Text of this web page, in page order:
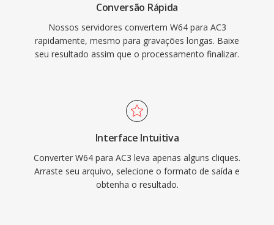
de hardware em receivers, TVs é set-top boxes
garante que o áudio AC3 seja reproduzido de
forma confiável em uma enorme base
instalada de eletronicos de consumo.
Conversão Rápida
Nossos servidores convertem W64 para AC3
rapidamente, mesmo para gravações longas. Baixe
seu resultado assim que o processamento finalizar.
Interface Intuitiva
Converter W64 para AC3 leva apenas alguns cliques.
Arraste seu arquivo, selecione o formato de saída e
obtenha o resultado.